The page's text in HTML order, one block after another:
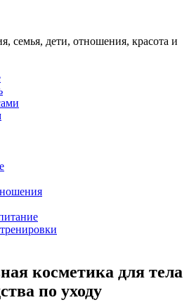
семья, дети, отношения, красота и
косметика для тела
по уходу